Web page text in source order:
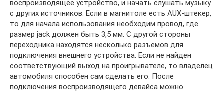
воспроизводящее устройство, и начать слушать музыку
с других источников. Если в магнитоле есть AUX-штекер,
то для начала использования необходим провод, где
размер jack должен быть 3,5 мм. С другой стороны
переходника находятся несколько разъемов для
подключения внешнего устройства. Если не найден
соответствующий выход на проигрывателе, то владелец
автомобиля способен сам сделать его. После
подключения воспроизводящего девайса можно